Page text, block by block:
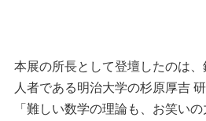
本展の所長として登壇したのは
人者である明治大学の杉原厚吉 研
「難しい数学の理論も、お笑い